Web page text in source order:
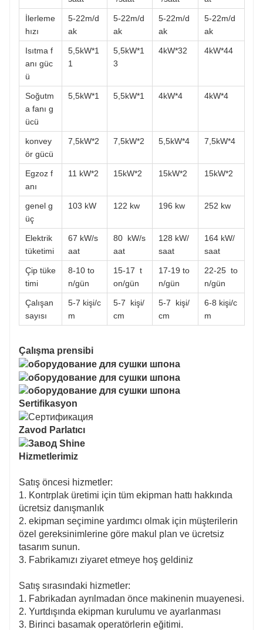
İlerleme
hızı
5-22m/d
ak
5-22m/d
ak
5-22m/d
ak
5-22m/d
ak
Isıtma f
anı güc
ü
5,5kW*1
1
5,5kW*1
3
4kW*32 4kW*44
Soğutm
a fanı g
ücü
5,5kW*1 5,5kW*1 4kW*4 4kW*4
konvey
ör gücü
7,5kW*2 7,5kW*2 5,5kW*4 7,5kW*4
Egzoz f
anı
11 kW*2 15kW*2 15kW*2 15kW*2
genel g
üç
103 kW 122 kw 196 kw 252 kw
Elektrik
tüketimi
67 kW/s
aat
80 kW/s
aat
128 kW/
saat
164 kW/
saat
Çip tüke
timi
8-10 to
n/gün
15-17 t
on/gün
17-19 to
n/gün
22-25 to
n/gün
Çalışan
sayısı
5-7 kişi/c
m
5-7
kişi/
cm
5-7
kişi/
cm
6-8 kişi/c
m
Çalışma prensibi
Sertifikasyon
Zavod Parlatıcı
Hizmetlerimiz
Satış öncesi hizmetler:
1. Kontrplak üretimi için tüm ekipman hattı hakkında
ücretsiz danışmanlık
2. ekipman seçimine yardımcı olmak için müşterilerin
özel gereksinimlerine göre makul plan ve ücretsiz
tasarım sunun.
3. Fabrikamızı ziyaret etmeye hoş geldiniz
Satış sırasındaki hizmetler:
1. Fabrikadan ayrılmadan önce makinenin muayenesi.
2. Yurtdışında ekipman kurulumu ve ayarlanması
3. Birinci basamak operatörlerin eğitimi.